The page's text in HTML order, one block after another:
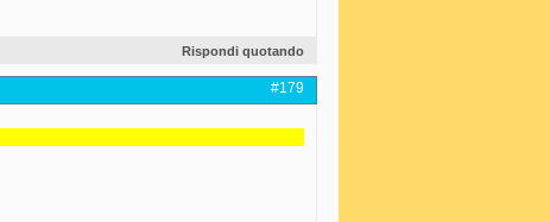
Rispondi quotando
#179